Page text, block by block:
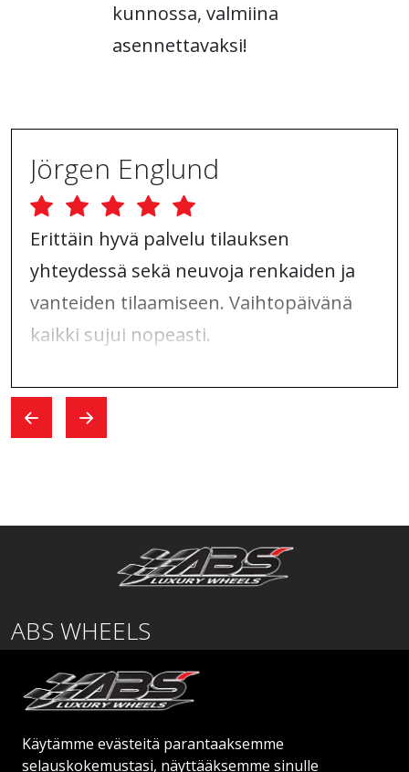
Käytämme evästeitä parantaaksemme
selauskokemustasi, näyttääksemme sinulle
kunnossa, valmiina
asennettavaksi!
Jörgen Englund
Erittäin hyvä palvelu tilauksen
yhteydessä sekä neuvoja renkaiden ja
vanteiden tilaamiseen. Vaihtopäivänä
kaikki sujui nopeasti.
ABS WHEELS
01530 Vantaa
SUOMI
order@abswheels.com